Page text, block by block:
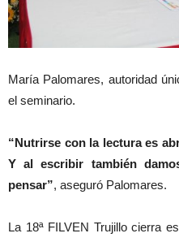
María Palomares, autoridad
el seminario.
“Nutrirse con la lectura es
Y al escribir también
pensar”, aseguró Palomares.
La 18ª FILVEN Trujillo cierra